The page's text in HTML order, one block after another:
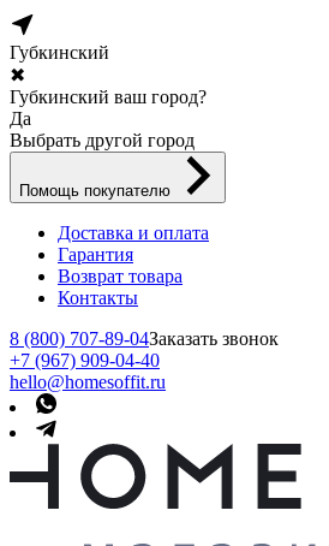
Губкинский
✖
Губкинский ваш город?
Да
Выбрать другой город
Помощь покупателю
Доставка и оплата
Гарантия
Возврат товара
Контакты
8 (800) 707-89-04Заказать звонок
+7 (967) 909-04-40
hello@homesoffit.ru